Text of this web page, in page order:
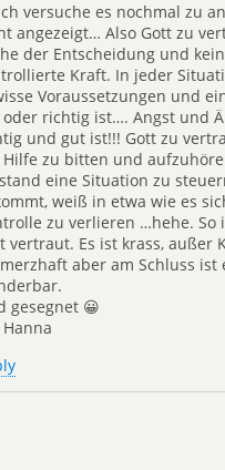
versuche es nochmal zu
angezeigt… Also Gott zu
der Entscheidung und
Kraft. In jeder
Voraussetzungen und
richtig ist…. Angst und
und gut ist!!! Gott zu
Hilfe zu bitten und
eine Situation zu
weiß in etwa wie es
zu verlieren …hehe. So
vertraut. Es ist krass, außer
aber am Schluss
gesegnet 😀
Hanna